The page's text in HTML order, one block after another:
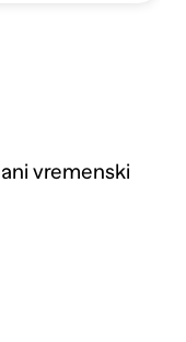
vremenski